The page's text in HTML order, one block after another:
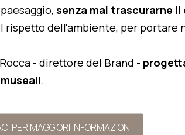
senza mai trascurarne
rispetto dell'ambiente, per portare
- direttore del Brand -
.
PER MAGGIORI INFORMAZIONI